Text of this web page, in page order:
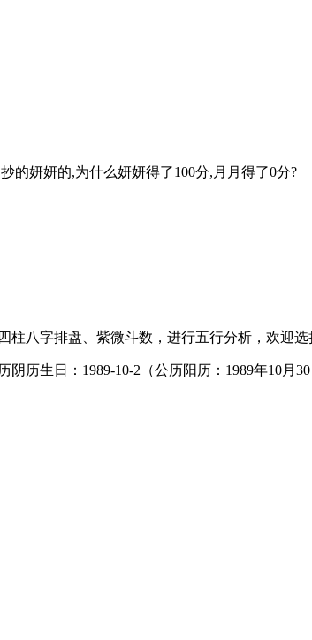
抄的妍妍的,为什么妍妍得了100分,月月得
柱八字排盘、紫微斗数，进行五行分析，欢迎选
历生日：1989-10-2（公历阳历：1989年10月